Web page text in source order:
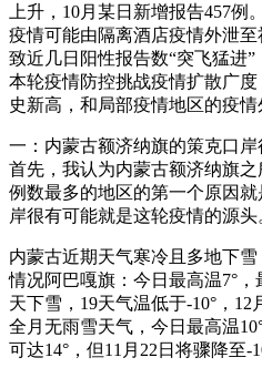
上升，10月某日新增报告457
疫情可能由隔离酒店疫情外泄
致近几日阳性报告数“突飞猛进”
本轮疫情防控挑战疫情扩散广
史新高，和局部疫情地区的疫情
一：内蒙古额济纳旗的策克口
首先，我认为内蒙古额济纳旗
例数最多的地区的第一个原因
岸很有可能就是这轮疫情的源头
内蒙古近期天气寒冷且多地下
情况阿巴嘎旗：今日最高温7°，
天下雪，19天气温低于-10°，12
全月无雨雪天气，今日最高温
可达14°，但11月22日将骤降至-